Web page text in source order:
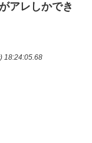
アレしかでき
18:24:05.68